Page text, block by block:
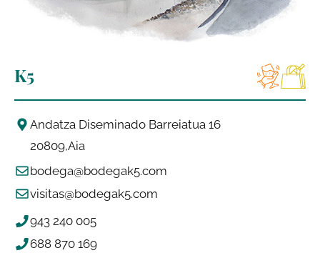
K5
Andatza Diseminado Barreiatua 16
20809 Aia
bodega@bodegak5.com
visitas@bodegak5.com
943 240 005
688 870 169